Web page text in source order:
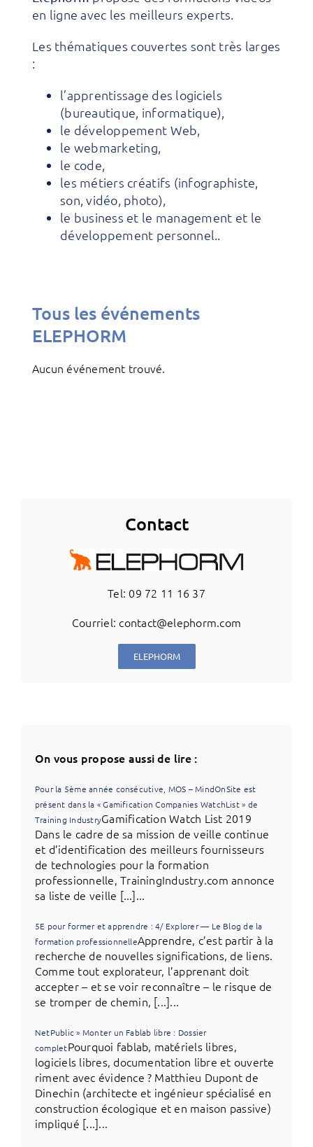
en ligne avec les meilleurs experts.
Les thématiques couvertes sont très larges
:
l’apprentissage des logiciels
(bureautique, informatique),
le développement Web,
le webmarketing,
le code,
les métiers créatifs (infographiste,
son, vidéo, photo),
le business et le management et le
développement personnel..
Tous les événements
ELEPHORM
Aucun événement trouvé.
Contact
Tel: 09 72 11 16 37
Courriel: contact@elephorm.com
ELEPHORM
On vous propose aussi de lire :
Pour la 5ème année consécutive, MOS – MindOnSite est
présent dans la « Gamification Companies WatchList » de
Training IndustryGamification Watch List 2019
Dans le cadre de sa mission de veille continue
et d’identification des meilleurs fournisseurs
de technologies pour la formation
professionnelle, TrainingIndustry.com annonce
sa liste de veille [...]...
5E pour former et apprendre : 4/ Explorer — Le Blog de la
formation professionnelleApprendre, c’est partir à la
recherche de nouvelles significations, de liens.
Comme tout explorateur, l’apprenant doit
accepter – et se voir reconnaître – le risque de
se tromper de chemin, [...]...
NetPublic » Monter un Fablab libre : Dossier
completPourquoi fablab, matériels libres,
logiciels libres, documentation libre et ouverte
riment avec évidence ? Matthieu Dupont de
Dinechin (architecte et ingénieur spécialisé en
construction écologique et en maison passive)
impliqué [...]...